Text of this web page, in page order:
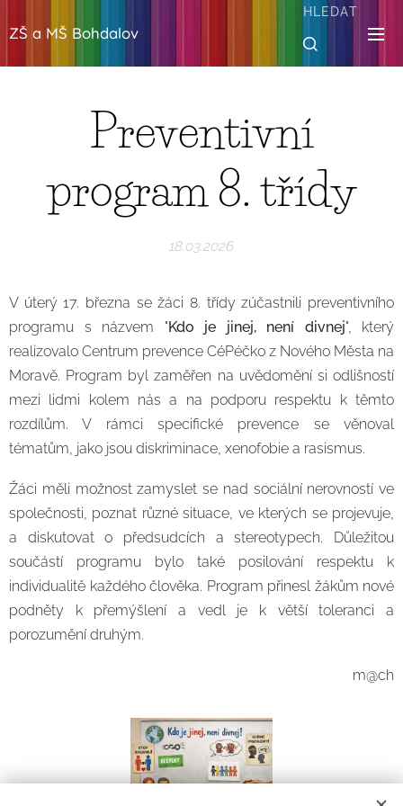
ZŠ a MŠ Bohdalov
HLEDAT
Preventivní
program 8. třídy
18.03.2026
V úterý 17. března se žáci 8. třídy zúčastnili preventivního
programu s názvem "Kdo je jinej, není divnej", který
realizovalo Centrum prevence CéPéčko z Nového Města na
Moravě. Program byl zaměřen na uvědomění si odlišností
mezi lidmi kolem nás a na podporu respektu k těmto
rozdílům. V rámci specifické prevence se věnoval
tématům, jako jsou diskriminace, xenofobie a rasismus.
Žáci měli možnost zamyslet se nad sociální nerovností ve
společnosti, poznat různé situace, ve kterých se projevuje,
a diskutovat o předsudcích a stereotypech. Důležitou
součástí programu bylo také posilování respektu k
individualitě každého člověka. Program přinesl žákům nové
podněty k přemýšlení a vedl je k větší toleranci a
porozumění druhým.
m@ch